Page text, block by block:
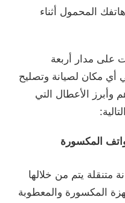
المحمول أثناء
على مدار أربعة
مكان لصيانة وتصليح
وأبرز الأعطال التي
المكسورة
متنقلة يتم من خلالها
المكسورة والمعطوبة